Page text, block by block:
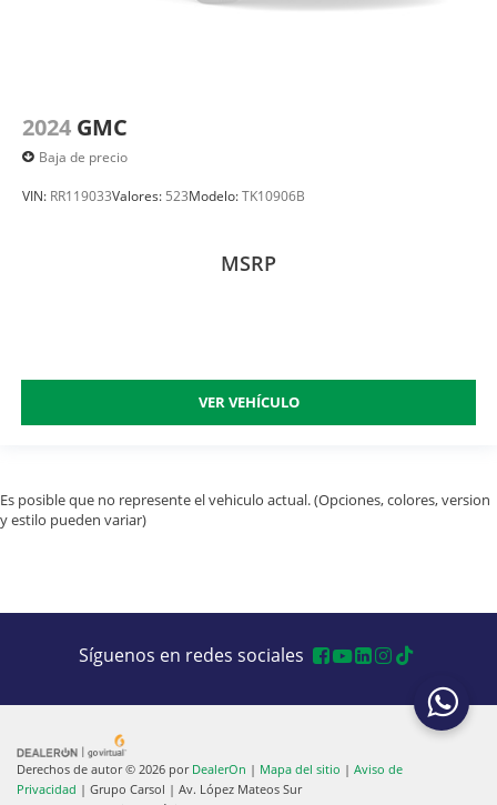
2024 GMC
Baja de precio
VIN: RR119033Valores: 523Modelo:TK10906B
MSRP
VER VEHÍCULO
Es posible que no represente el vehiculo actual. (Opciones, colores, version
y estilo pueden variar)
Síguenos en redes sociales
Derechos de autor © 2026 por DealerOn | Mapa del sitio | Aviso de
Privacidad | Grupo Carsol | Av. López Mateos Sur